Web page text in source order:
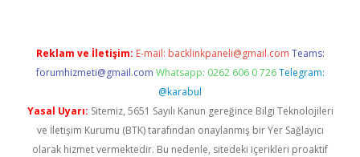
Reklam ve İletişim: E-mail: backlinkpaneli@gmail.com Teams:
forumhizmeti@gmail.com Whatsapp: 0262 606 0 726 Telegram:
@karabul
Yasal Uyarı: Sitemiz, 5651 Sayılı Kanun gereğince Bilgi Teknolojileri
ve İletişim Kurumu (BTK) tarafından onaylanmış bir Yer Sağlayıcı
olarak hizmet vermektedir. Bu nedenle, sitedeki içerikleri proaktif